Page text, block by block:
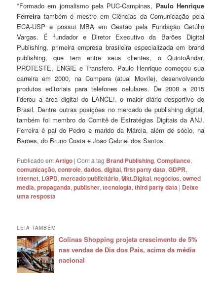
*Formado em jornalismo pela PUC-Campinas, Paulo Henrique
Ferreira também é mestre em Ciências da Comunicação pela
ECA-USP e possui MBA em Gestão pela Fundação Getúlio
Vargas. É fundador e Diretor Executivo da Barões Digital
Publishing, primeira empresa brasileira especializada em brand
publishing, que tem entre seus clientes, o QuintoAndar,
PROTESTE, ENGIE e Transfero. Paulo Henrique começou sua
carreira em 2000, na Compera (atual Movile), desenvolvendo
produtos editoriais para telefones celulares. De 2008 a 2015
liderou a área digital do LANCE!, o maior diário desportivo do
Brasil. Dentre outras posições no mercado de publishing digital,
também foi membro do Comitê de Estratégias Digitais da ANJ.
Ferreira é pai do Pedro e marido da Márcia, além de sócio, na
Barões, do Bruno Costa e João Gabriel dos Santos.
Publicado em Artigo |Com a tag Brand Publishing,Compliance,
comunicação,controle,dados,digital,first party data,GDPR,
internet, LGPD,mercado publicitário,Mkt.Digital,negócios,owned
media,propaganda,publisher,tecnologia,third party data | Deixe
uma resposta
LEIA TAMBÉM
Colinas Shopping projeta crescimento de 5%
nas vendas de Dia dos Pais, acima da média
nacional